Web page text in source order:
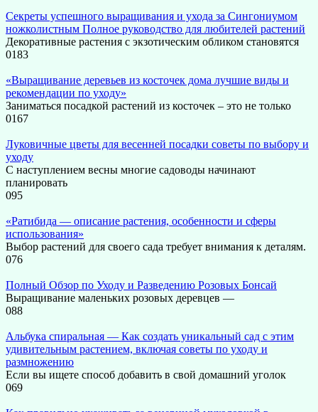
Секреты успешного выращивания и ухода за Сингониумом
ножколистным Полное руководство для любителей растений
Декоративные растения с экзотическим обликом становятся
0183
«Выращивание деревьев из косточек дома лучшие виды и
рекомендации по уходу»
Заниматься посадкой растений из косточек – это не только
0167
Луковичные цветы для весенней посадки советы по выбору и
уходу
С наступлением весны многие садоводы начинают
планировать
095
«Ратибида — описание растения, особенности и сферы
использования»
Выбор растений для своего сада требует внимания к деталям.
076
Полный Обзор по Уходу и Разведению Розовых Бонсай
Выращивание маленьких розовых деревцев —
088
Альбука спиральная — Как создать уникальный сад с этим
удивительным растением, включая советы по уходу и
размножению
Если вы ищете способ добавить в свой домашний уголок
069